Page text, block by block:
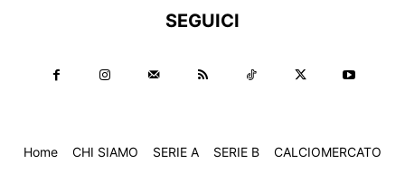
SEGUICI
Home CHI SIAMO SERIE A SERIE B CALCIOMERCATO